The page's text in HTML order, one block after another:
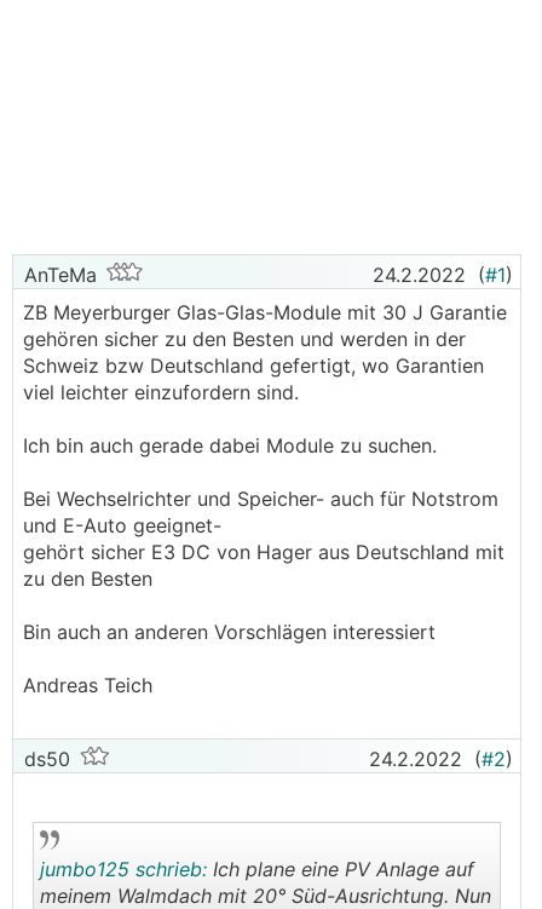
AnTeMa 24.2.2022 (#1)
ZB Meyerburger Glas-Glas-Module mit 30 J Garantie
gehören sicher zu den Besten und werden in der
Schweiz bzw Deutschland gefertigt, wo Garantien
viel leichter einzufordern sind.
Ich bin auch gerade dabei Module zu suchen.
Bei Wechselrichter und Speicher- auch für Notstrom
und E-Auto geeignet-
gehört sicher E3 DC von Hager aus Deutschland mit
zu den Besten
Bin auch an anderen Vorschlägen interessiert
Andreas Teich
ds50 24.2.2022 (#2)
jumbo125 schrieb: Ich plane eine PV Anlage auf
meinem Walmdach mit 20° Süd-Ausrichtung. Nun